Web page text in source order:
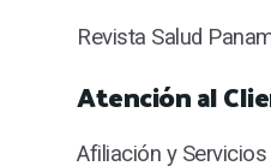
Revista Salud
Atención al
Afiliación y Servicios